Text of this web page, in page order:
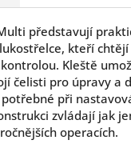
představují
kteří
Kleště
čelisti pro úpravy a
při
zvládají jak
operacích.